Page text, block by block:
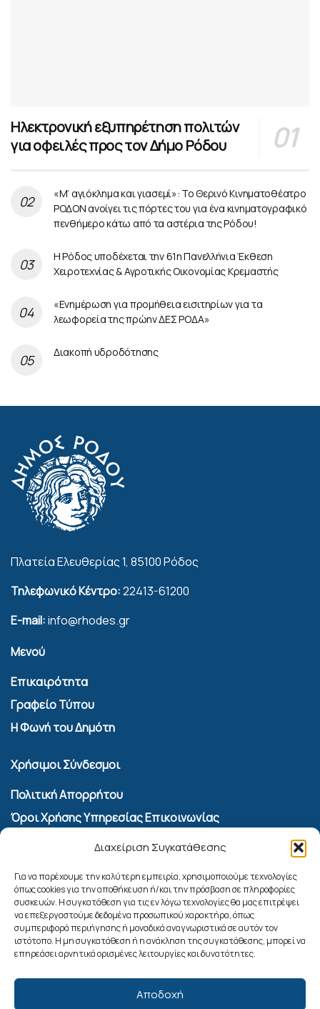
Διαχείριση Συγκατάθεσης
Για να παρέχουμε την καλύτερη εμπειρία, χρησιμοποιούμε τεχνολογίες
όπως cookies για την αποθήκευση ή/και την πρόσβαση σε πληροφορίες
συσκευών. Η συγκατάθεση για τις εν λόγω τεχνολογίες θα μας επιτρέψει
να επεξεργαστούμε δεδομένα προσωπικού χαρακτήρα, όπως
συμπεριφορά περιήγησης ή μοναδικά αναγνωριστικά σε αυτόν τον
ιστότοπο. Η μη συγκατάθεση ή η ανάκληση της συγκατάθεσης, μπορεί να
επηρεάσει αρνητικά ορισμένες λειτουργίες και δυνατότητες.
Αποδοχή
Ηλεκτρονική εξυπηρέτηση πολιτών
για οφειλές προς τον Δήμο Ρόδου
«Μ’ αγιόκλημα και γιασεμί»: Το Θερινό Κινηματοθέατρο
ΡΟΔΟΝ ανοίγει τις πόρτες του για ένα κινηματογραφικό
πενθήμερο κάτω από τα αστέρια της Ρόδου!
Η Ρόδος υποδέχεται την 61η Πανελλήνια Έκθεση
Χειροτεχνίας & Αγροτικής Οικονομίας Κρεμαστής
«Ενημέρωση για προμήθεια εισιτηρίων για τα
λεωφορεία της πρώην ΔΕΣ ΡΟΔΑ»
Διακοπή υδροδότησης
Πλατεία Ελευθερίας 1, 85100 Ρόδος
Τηλεφωνικό Κέντρο:22413-61200
E-mail:info@rhodes.gr
Μενού
Επικαιρότητα
Γραφείο Τύπου
Η Φωνή του Δημότη
Χρήσιμοι Σύνδεσμοι
Πολιτική Απορρήτου
Όροι Χρήσης Υπηρεσίας Επικοινωνίας
Πολιτική Cookies (ΕΕ)
Αναζήτηση